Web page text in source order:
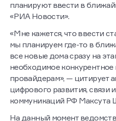
для трех операторов.
планируют ввести в
«Мне кажется, что ввести
мы планируем где-то в
все новые дома сразу на
необходимое конкурентное
провайдерам», — цитирует
цифрового развития, связи и